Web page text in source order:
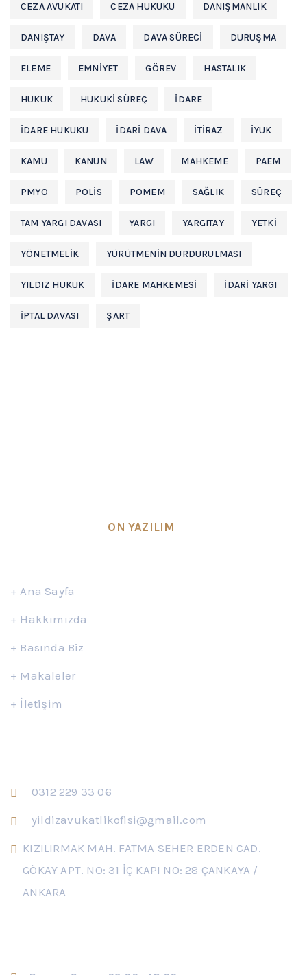
CEZA AVUKATI CEZA HUKUKU DANIŞMANLIK
DANIŞTAY DAVA DAVA SÜRECI DURUŞMA
ELEME EMNIYET GÖREV HASTALIK
HUKUK HUKUKI SÜREÇ IDARE
IDARE HUKUKU IDARI DAVA ITIRAZ IYUK
KAMU KANUN LAW MAHKEME PAEM
PMYO POLIS POMEM SAĞLIK SÜREÇ
TAM YARGI DAVASI YARGI YARGITAY YETKI
YÖNETMELIK YÜRÜTMENIN DURDURULMASI
YILDIZ HUKUK İDARE MAHKEMESİ İDARİ YARGI
İPTAL DAVASI ŞART
ON YAZILIM
+Ana Sayfa
+ Hakkımızda
+ Basında Biz
+ Makaleler
+ İletişim
0312 229 33 06
yildizavukatlikofisi@gmail.com
KIZILIRMAK MAH. FATMA SEHER ERDEN CAD.
GÖKAY APT. NO: 31 İÇ KAPI NO: 28 ÇANKAYA /
ANKARA